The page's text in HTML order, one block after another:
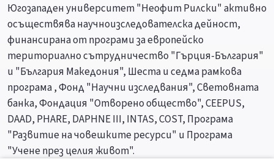
Югозападен университет "Неофит Рилски" активно
осъществява научноизследователска дейност,
финансирана от програми за европейско
териториално сътрудничество "Гърция-България"
и "България Македония", Шеста и седма рамкова
програма , Фонд "Научни изследвания", Световната
банка, Фондация "Отворено общество", CEEPUS,
DAAD, PHARE, DAPHNE III, INTAS, COST, Програма
"Развитие на човешките ресурси" и Програма
"Учене през целия живот".